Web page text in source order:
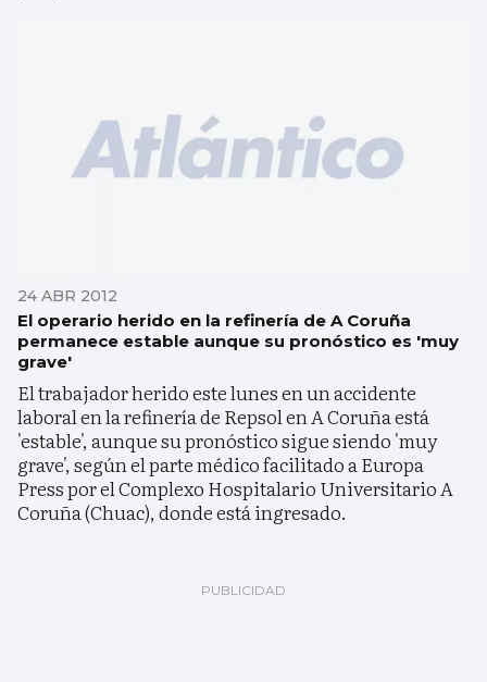
24 ABR 2012
El operario herido en la refinería de A Coruña
permanece estable aunque su pronóstico es 'muy
grave'
El trabajador herido este lunes en un accidente
laboral en la refinería de Repsol en A Coruña está
'estable', aunque su pronóstico sigue siendo 'muy
grave', según el parte médico facilitado a Europa
Press por el Complexo Hospitalario Universitario A
Coruña (Chuac), donde está ingresado.